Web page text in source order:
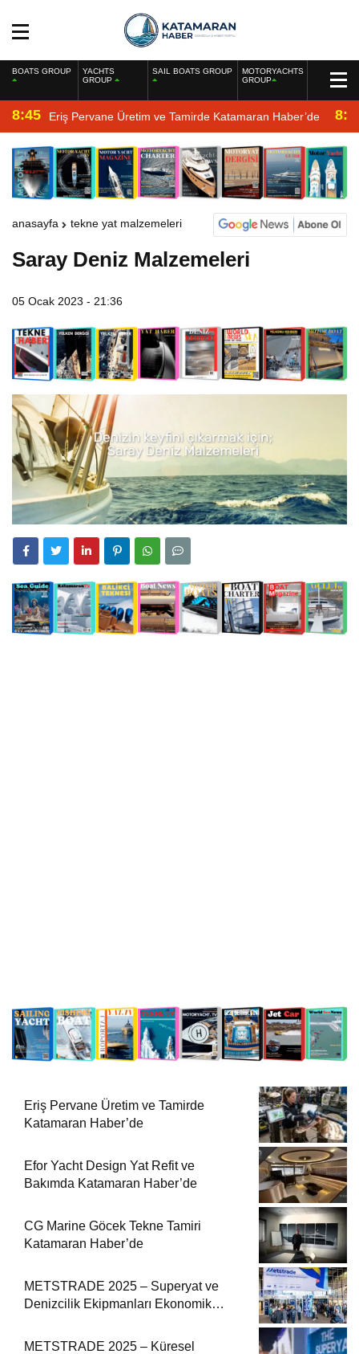
BOATS GROUP
YACHTS
GROUP
SAIL BOATS GROUP
MOTORYACHTS
GROUP
8:45 Eriş Pervane Üretim ve Tamirde Katamaran Haber’de
anasayfa tekne yat malzemeleri
Saray Deniz Malzemeleri
05 Ocak 2023 - 21:36
Eriş Pervane Üretim ve Tamirde
Katamaran Haber’de
Efor Yacht Design Yat Refit ve
Bakımda Katamaran Haber’de
CG Marine Göcek Tekne Tamiri
Katamaran Haber’de
METSTRADE 2025 – Superyat ve
Denizcilik Ekipmanları Ekonomik
METSTRADE 2025 – Küresel